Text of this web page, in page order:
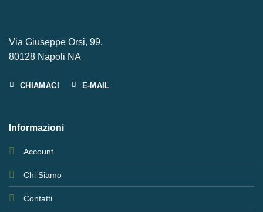
Via Giuseppe Orsi, 99,
80128 Napoli NA
CHIAMACI E-MAIL
Informazioni
Account
Chi Siamo
Contatti